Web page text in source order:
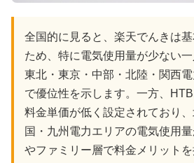
全国的に見ると、楽天でんきは
ため、特に電気使用量が少ない一
東北・東京・中部・北陸・関西
で優位性を示します。一方、
料金単価が低く設定されており
国・九州電力エリアの電気使用
やファミリー層で料金メリットを